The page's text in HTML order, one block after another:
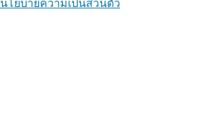
นโยบายความเป็นส่วนตัว